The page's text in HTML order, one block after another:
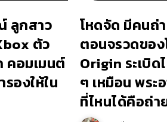
ลูกสาว
ตัว
คอมเมนต์
องให้ใน
โหดจัด มีคนถ่
ตอนจรวดขอ
Origin ระเบิ
ๆ เหมือน พร
ที่ไหนได้คือถ่